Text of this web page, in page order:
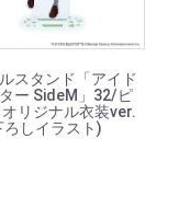
スタンド「アイド
ー SideM」32/ピ
リジナル衣装ver.
ろしイラスト)